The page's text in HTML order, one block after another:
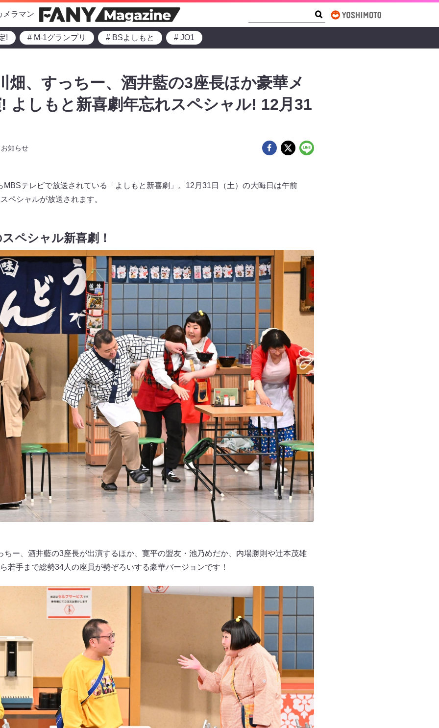
メラマン
! # M-1グランプリ # BSよしもと # JO1
畑、すっちー、酒井藍の3座長ほか豪華メ
よしもと新喜劇年忘れスペシャル! 12月31
お知らせ
MBSテレビで放送されている「よしもと新喜劇」。12月31日（土）の大晦日は午前
ペシャルが放送されます。
ペシャル新喜劇！
ちー、酒井藍の3座長が出演するほか、寛平の盟友・池乃めだか、内場勝則や辻本茂雄
若手まで総勢34人の座員が勢ぞろいする豪華バージョンです！